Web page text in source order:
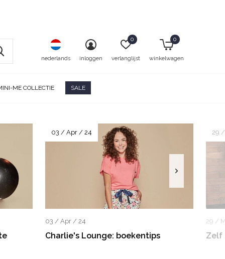
ME COLLECTIE SALE
nederlands inloggen verlanglijst
0
winkelwagen
0
03 / Apr / 24
03 / Apr / 24
Charlie's Lounge: boekentips
29
29 /
Zelf